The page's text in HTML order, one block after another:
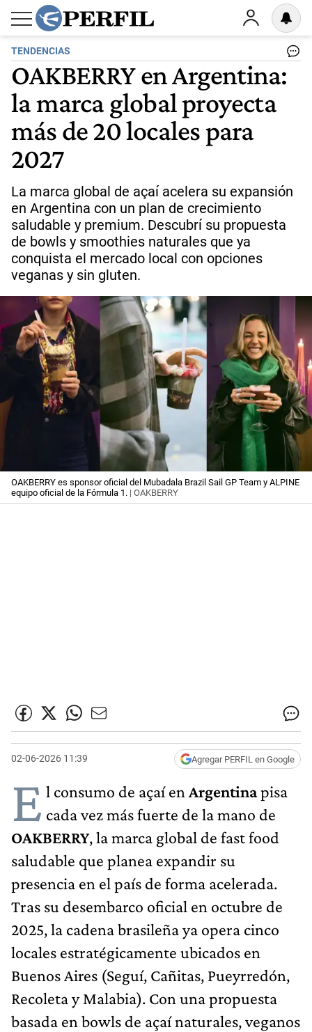
TENDENCIAS
OAKBERRY en Argentina:
la marca global proyecta
más de 20 locales para
2027
La marca global de açaí acelera su expansión
en Argentina con un plan de crecimiento
saludable y premium. Descubrí su propuesta
de bowls y smoothies naturales que ya
conquista el mercado local con opciones
veganas y sin gluten.
OAKBERRY es sponsor oficial del Mubadala Brazil Sail GP Team y ALPINE
equipo oficial de la Fórmula 1. | OAKBERRY
02-06-2026 11:39 Agregar PERFIL en Google
E l consumo de açaí en Argentinapisa
cada vez más fuerte de la mano de
OAKBERRY, la marca global de fast food
saludable que planea expandir su
presencia en el país de forma acelerada.
Tras su desembarco oficial en octubre de
2025, la cadena brasileña ya opera cinco
locales estratégicamente ubicados en
Buenos Aires (Seguí, Cañitas, Pueyrredón,
Recoleta y Malabia). Con una propuesta
basada en bowls de açaí naturales, veganos